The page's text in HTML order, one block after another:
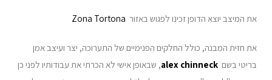
את המיצב יוצא הדופן זכינו לפגוש באזור Zona Tortona
את חזית המבנה, כולל החלקים הפנימיים של התערוכה, יצר ועיצב אמן
בריטי בשם alex chinneck, שבאופן אישי לא הכרתי את עבודותיו לפני כן